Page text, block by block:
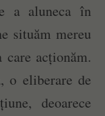
a aluneca în
situăm mereu
acționăm.
o eliberare de
deoarece